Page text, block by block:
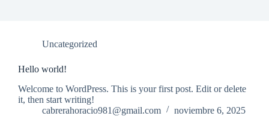
Uncategorized
Hello world!
Welcome to WordPress. This is your first post. Edit or delete
it, then start writing!
cabrerahoracio981@gmail.com
noviembre 6, 2025